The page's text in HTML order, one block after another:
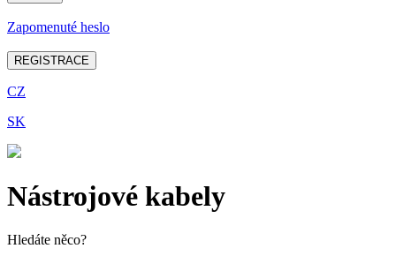
Zapomenuté heslo
REGISTRACE
CZ
SK
Nástrojové kabely
Hledáte něco?